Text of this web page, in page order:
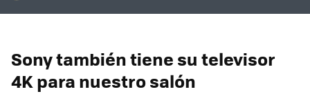
Sony también tiene su televisor
4K para nuestro salón